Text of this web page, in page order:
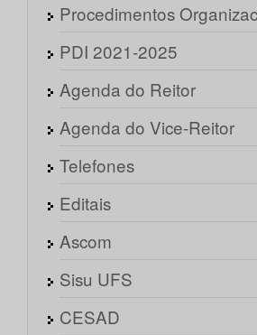
Procedimentos
PDI 2021-2025
Agenda do Reitor
Agenda do Vice-Reitor
Telefones
Editais
Ascom
Sisu UFS
CESAD